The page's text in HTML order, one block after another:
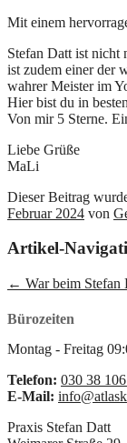
Mit einem
Stefan Datt ist nicht
ist zudem einer der
wahrer Meister im
Hier bist du in
Von mir 5 Sterne.
Liebe Grüße
MaLi
Dieser Beitrag
Februar 2024 von
Artikel-
← War beim Stefan
Bürozeiten
Montag - Freitag
Telefon: 030 38
E-Mail:
Praxis Stefan Datt